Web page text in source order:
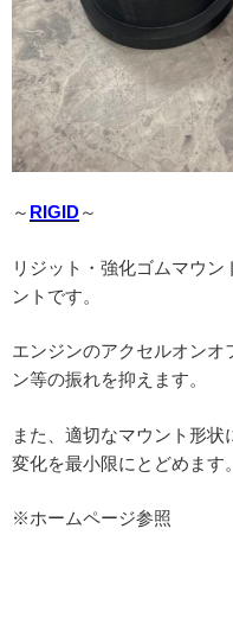
～ RIGID～
リジット・強化ゴムマウ
ントです。
エンジンのアクセルオンオ
ン等の振れを抑えます。
また、適切なマウント形
変化を最小限にとどめます。
※ホームページ参照